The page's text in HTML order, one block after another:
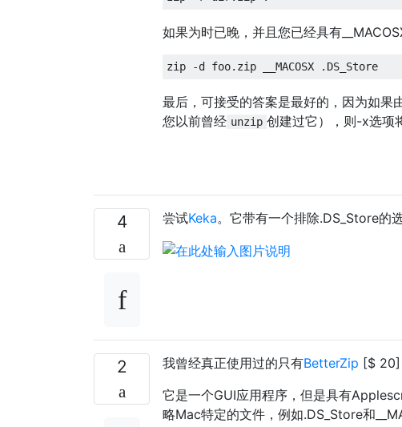
如果为时已晚，并且您已经具有
最后，可接受的答案是最好的，因为如果
您以前曾经 unzip 创建过它），则-x选项
4 尝试Keka。它带有一个排除.DS_Store的
2 我曾经真正使用过的只有BetterZip [$ 20]
它是一个GUI应用程序，但是具有
略Mac特定的文件，例如.DS_Store和